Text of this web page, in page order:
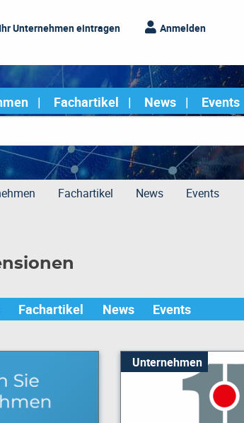
Ihr Unternehmen eintragen Anmelden
Fachartikel News
Events
Fachartikel News Events
Fachartikel News Events
Unternehmen